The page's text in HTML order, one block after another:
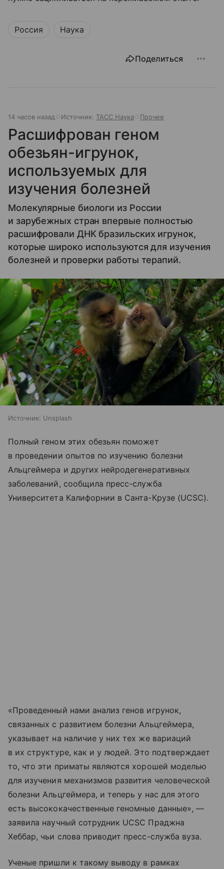
Россия Наука
Поделиться
14 часов назад Источник: ТАСС Наука Прочее
Расшифрован геном
обезьян-игрунок,
используемых для
изучения болезней
Молекулярные биологи из России
и зарубежных стран впервые полностью
расшифровали ДНК бразильских игрунок,
которые широко используются для изучения
болезней и проверки работы терапий.
Источник: Unsplash
Полный геном этих обезьян поможет
в проведении опытов по изучению болезни
Альцгеймера и других нейродегенеративных
заболеваний, сообщила пресс-служба
Университета Калифорнии в Санта-Крузе (UCSC).
«Проведенный нами анализ генов игрунок,
связанных с развитием болезни Альцгеймера,
указывает на наличие у них тех же вариаций
в их структуре, как и у людей. Это подтверждает
то, что эти приматы являются хорошей моделью
для изучения механизмов развития человеческой
болезни Альцгеймера, и теперь у нас для этого
есть высококачественные геномные данные», —
заявила научный сотрудник UCSC Праджна
Хеббар, чьи слова приводит пресс-служба вуза.
Ученые пришли к такому выводу в рамках